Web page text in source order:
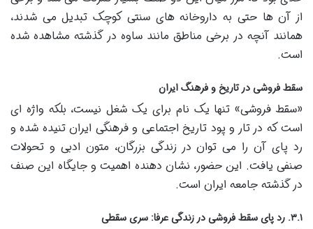
از آن ها حتی به داروخانه های سنتی کوچک تبدیل می شدند،
همانند آنچه در برخی مناطق مانند ساوه در گذشته مشاهده شده
است.
سقط فروشی در تاریخ و فرهنگ ایران
«سقط فروشی» تنها یک نام برای یک شغل نیست، بلکه واژه ای
است که در تار و پود تاریخ اجتماعی و فرهنگی ایران تنیده شده و
رد پای آن را می توان در زندگی بزرگان، متون ادبی و تحولات
صنفی یافت. این حضور، نشان دهنده اهمیت و جایگاه این صنف
در گذشته جامعه ایران است.
۳.۱. رد پای سقط فروشی در زندگی عرفا: سری سقطی